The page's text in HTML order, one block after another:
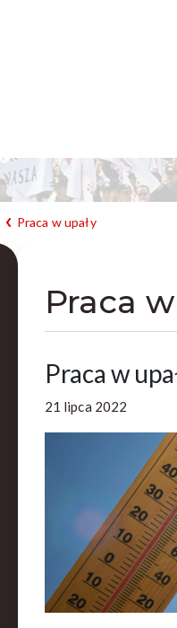
Praca w upały
Praca
Praca w
21 lipca 2022